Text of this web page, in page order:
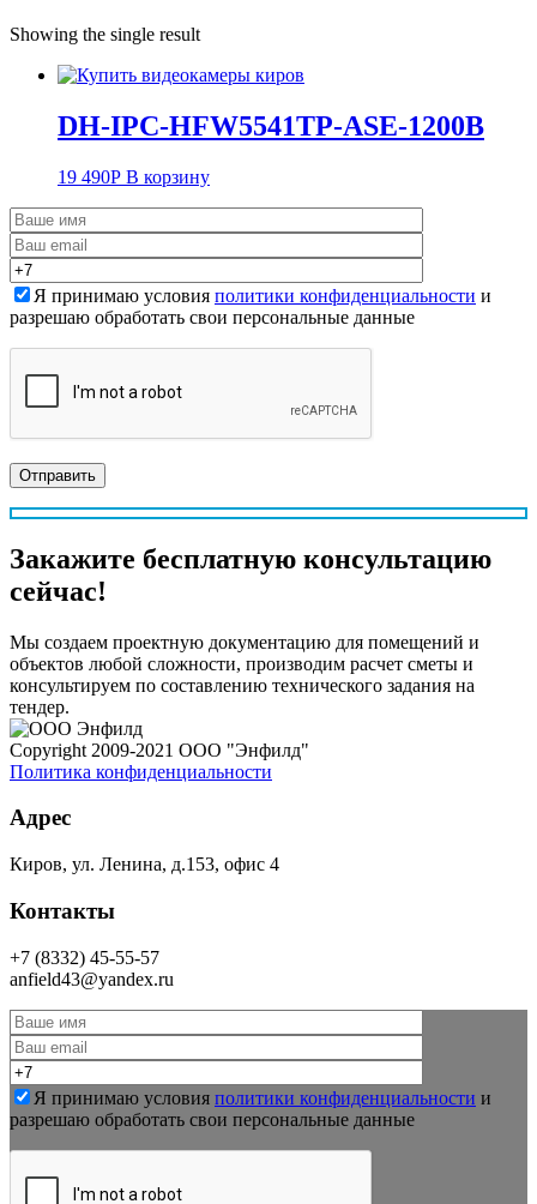
Showing the single result
DH-IPC-HFW5541TP-ASE-1200B
19 490Р В корзину
Я принимаю условия политики конфиденциальности и
разрешаю обработать свои персональные данные
Закажите бесплатную консультацию
сейчас!
Мы создаем проектную документацию для помещений и
объектов любой сложности, производим расчет сметы и
консультируем по составлению технического задания на
тендер.
Copyright 2009-2021 ООО "Энфилд"
Политика конфиденциальности
Адрес
Киров, ул. Ленина, д.153, офис 4
Контакты
+7 (8332) 45-55-57
anfield43@yandex.ru
Я принимаю условия политики конфиденциальности и
разрешаю обработать свои персональные данные